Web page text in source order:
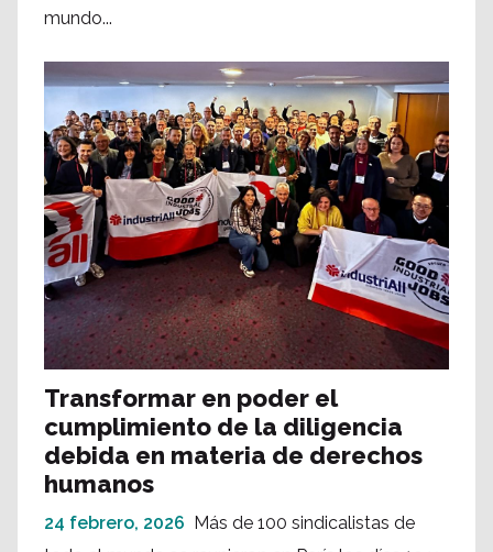
mundo...
Transformar en poder el
cumplimiento de la diligencia
debida en materia de derechos
humanos
24 febrero, 2026
Más de 100 sindicalistas de